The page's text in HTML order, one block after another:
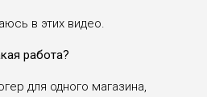
в этих видео.
работа?
для одного магазина,